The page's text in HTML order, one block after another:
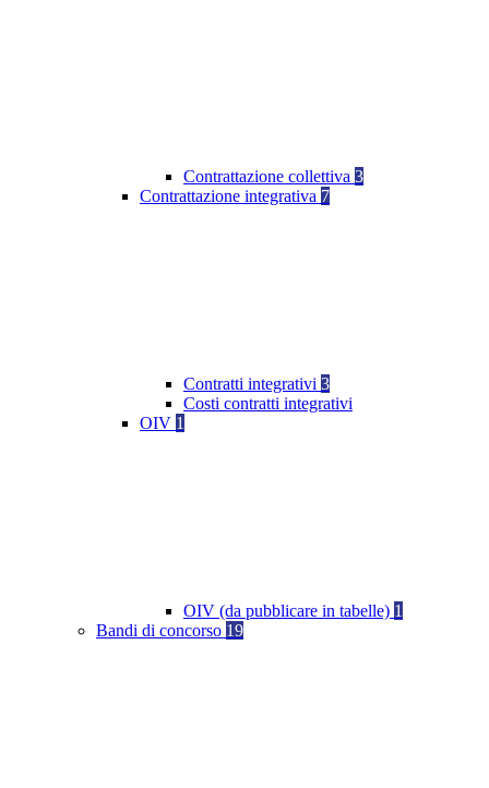
Contrattazione collettiva 3
Contrattazione integrativa 7
Contratti integrativi 3
Costi contratti integrativi
OIV 1
OIV (da pubblicare in tabelle) 1
Bandi di concorso 19